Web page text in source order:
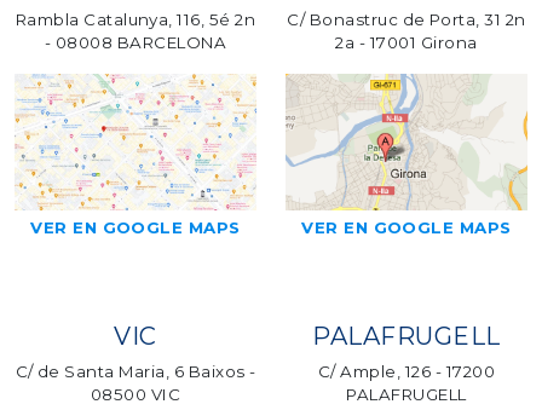
Rambla Catalunya, 116, 5é 2n
- 08008 BARCELONA
VER EN GOOGLE MAPS
C/ Bonastruc de Porta, 31 2n
2a - 17001 Girona
VER EN GOOGLE MAPS
VIC
C/ de Santa Maria, 6 Baixos -
08500 VIC
PALAFRUGELL
C/ Ample, 126 - 17200
PALAFRUGELL